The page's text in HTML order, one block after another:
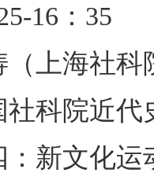
16：35
（上海社科
社科院近
新文化运